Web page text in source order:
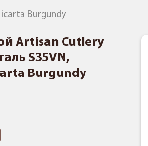
Burgundy
Artisan Cutlery
S35VN,
Burgundy